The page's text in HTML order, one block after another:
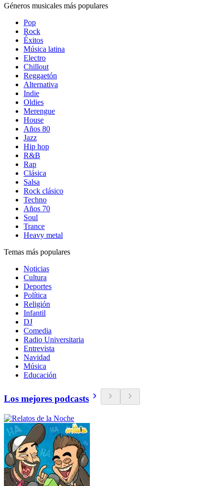
Géneros musicales más populares
Pop
Rock
Éxitos
Música latina
Electro
Chillout
Reggaetón
Alternativa
Indie
Oldies
Merengue
House
Años 80
Jazz
Hip hop
R&B
Rap
Clásica
Salsa
Rock clásico
Techno
Años 70
Soul
Trance
Heavy metal
Temas más populares
Noticias
Cultura
Deportes
Política
Religión
Infantil
DJ
Comedia
Radio Universitaria
Entrevista
Navidad
Música
Educación
Los mejores podcasts